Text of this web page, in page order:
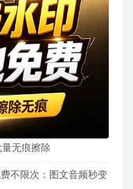
无痕擦除
不限次：图文音频秒变